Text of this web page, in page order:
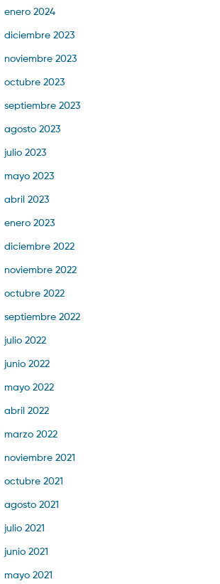
enero 2024
diciembre 2023
noviembre 2023
octubre 2023
septiembre 2023
agosto 2023
julio 2023
mayo 2023
abril 2023
enero 2023
diciembre 2022
noviembre 2022
octubre 2022
septiembre 2022
julio 2022
junio 2022
mayo 2022
abril 2022
marzo 2022
noviembre 2021
octubre 2021
agosto 2021
julio 2021
junio 2021
mayo 2021